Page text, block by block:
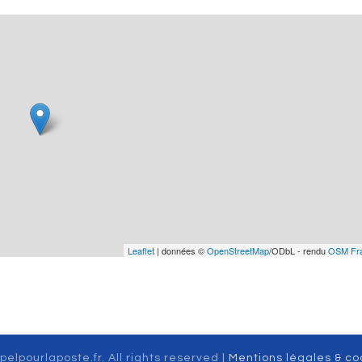
Leaflet | données ©OpenStreetMap/ODbL - renduOSM
All rights reserved | Mentions légales &